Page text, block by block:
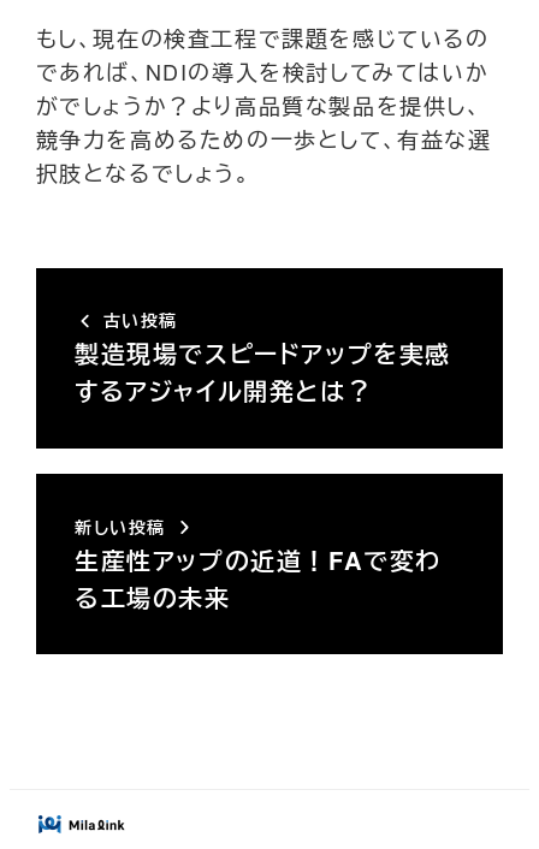
もし、現在の検査工程で課題を感じているの
であれば、NDIの導入を検討してみてはいか
がでしょうか？より高品質な製品を提供し、
競争力を高めるための一歩として、有益な選
択肢となるでしょう。
古い投稿
製造現場でスピードアップを実感
するアジャイル開発とは？
新しい投稿
生産性アップの近道！FAで変わ
る工場の未来